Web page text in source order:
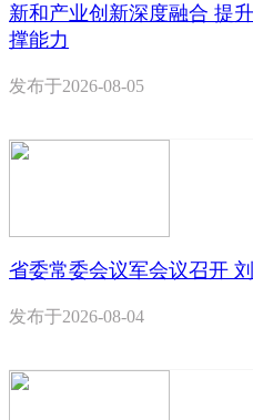
新和产业创新深度融合 提
撑能力
发布于2026-08-05
省委常委会议军会议召开
发布于2026-08-04